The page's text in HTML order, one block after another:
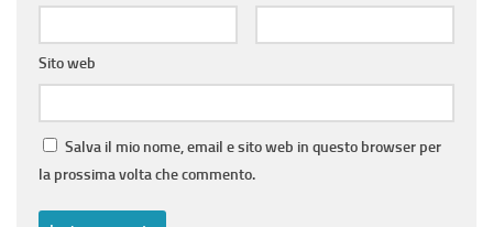
Sito web
Salva il mio nome, email e sito web in questo browser per
la prossima volta che commento.